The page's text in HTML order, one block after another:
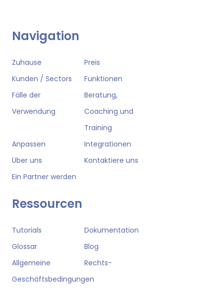
Navigation
Zuhause
Preis
Kunden / Sectors
Funktionen
Fälle der
Verwendung
Beratung,
Coaching und
Training
Anpassen
Integrationen
Über uns
Kontaktiere uns
Ein Partner werden
Ressourcen
Tutorials
Dokumentation
Glossar
Blog
Allgemeine
Geschäftsbedingungen
Rechts-